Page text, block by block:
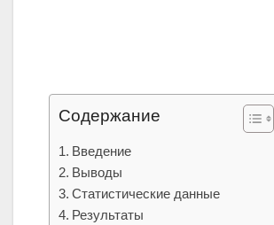
Содержание
Введение
Выводы
Статистические данные
Результаты